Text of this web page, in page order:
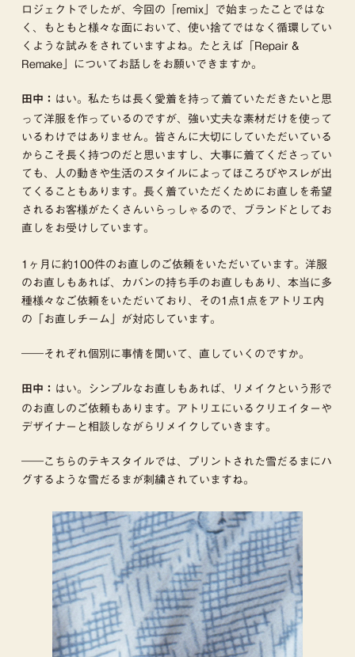
ロジェクトでしたが、今回の「remix」で始まったことではな
く、もともと様々な面において、使い捨てではなく循環してい
くような試みをされていますよね。たとえば「Repair &
Remake」についてお話しをお願いできますか。
田中： はい。私たちは長く愛着を持って着ていただきたいと思
って洋服を作っているのですが、強い丈夫な素材だけを使って
いるわけではありません。皆さんに大切にしていただいている
からこそ長く持つのだと思いますし、大事に着てくださってい
ても、人の動きや生活のスタイルによってほころびやスレが出
てくることもあります。長く着ていただくためにお直しを希望
されるお客様がたくさんいらっしゃるので、ブランドとしてお
直しをお受けしています。
1ヶ月に約100件のお直しのご依頼をいただいています。洋服
のお直しもあれば、カバンの持ち手のお直しもあり、本当に多
種様々なご依頼をいただいており、その1点1点をアトリエ内
の「お直しチーム」が対応しています。
――それぞれ個別に事情を聞いて、直していくのですか。
田中： はい。シンプルなお直しもあれば、リメイクという形で
のお直しのご依頼もあります。アトリエにいるクリエイターや
デザイナーと相談しながらリメイクしていきます。
――こちらのテキスタイルでは、プリントされた雪だるまにハ
グするような雪だるまが刺繍されていますね。